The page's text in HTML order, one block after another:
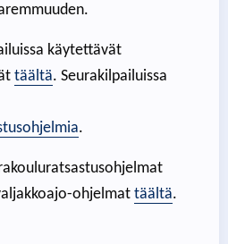
käytettävät
täältä. Seurakilpailuissa
.
ohjelmat täältä.